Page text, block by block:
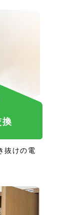
換
抜けの電